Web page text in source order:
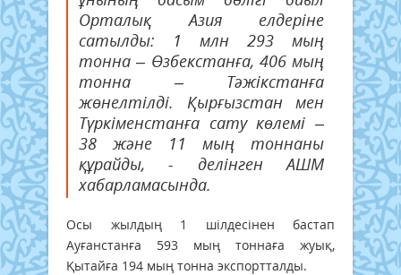
Орталық Азия елдеріне
сатылды: 1 млн 293 мың
тонна – Өзбекстанға, 406 мың
тонна – Тәжікстанға
жөнелтілді. Қырғызстан мен
Түркіменстанға сату көлемі –
38 және 11 мың тоннаны
құрайды, - делінген АШМ
хабарламасында.
Осы жылдың 1 шілдесінен бастап
Ауғанстанға 593 мың тоннаға жуық,
Қытайға 194 мың тонна экспортталды.